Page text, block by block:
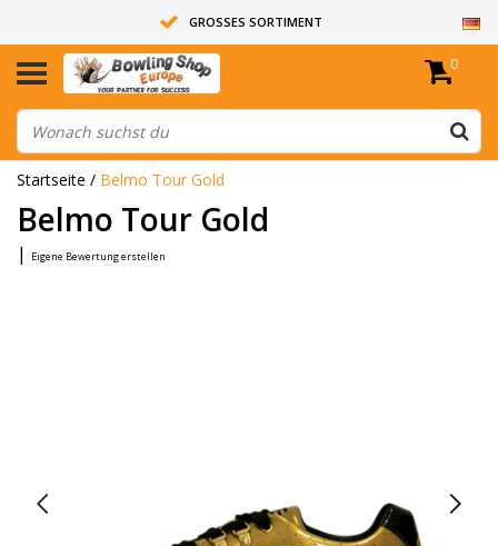
GROSSES SORTIMENT
14 TAGE RÜCKGABERECHT
ALLE BOWLINGKUGELN SIND UNGEBOHRT
0
Startseite / Belmo Tour Gold
Belmo Tour Gold
| Eigene Bewertung erstellen